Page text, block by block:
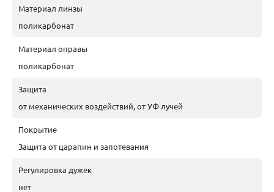
Материал линзы
поликарбонат
Материал оправы
поликарбонат
Защита
от механических воздействий, от УФ лучей
Покрытие
Защита от царапин и запотевания
Регулировка дужек
нет